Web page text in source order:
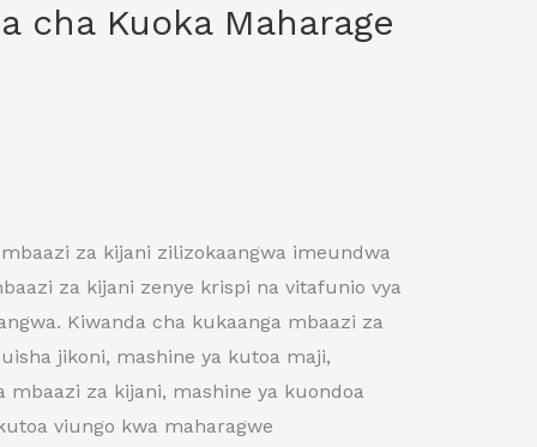
cha Kuoka Maharage
za kijani zilizokaangwa imeundwa
za kijani zenye krispi na vitafunio vya
Kiwanda cha kukaanga mbaazi za
jikoni, mashine ya kutoa maji,
mbaazi za kijani, mashine ya kuondoa
viungo kwa maharagwe